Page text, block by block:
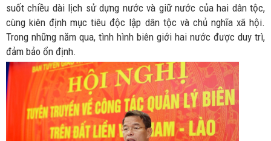
suốt chiều dài lịch sử dựng nước và giữ nước của hai dân tộc,
cùng kiên định mục tiêu độc lập dân tộc và chủ nghĩa xã hội.
Trong những năm qua, tình hình biên giới hai nước được duy trì,
đảm bảo ổn định.